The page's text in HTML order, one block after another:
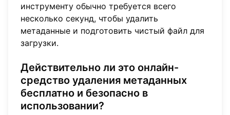
инструменту обычно требуется всего
несколько секунд, чтобы удалить
метаданные и подготовить чистый файл для
загрузки.
Действительно ли это онлайн-
средство удаления метаданных
бесплатно и безопасно в
использовании?